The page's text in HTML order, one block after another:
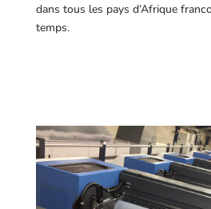
dans tous les pays d’Afrique
temps.